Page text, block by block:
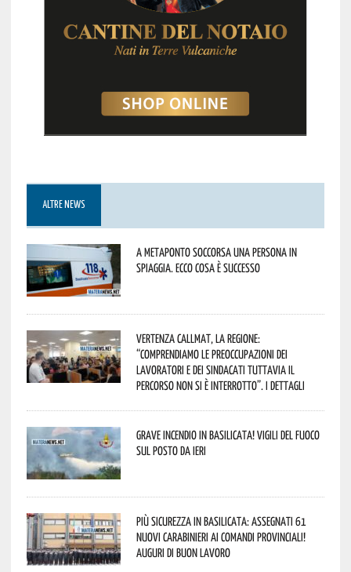
ALTRE NEWS
A Metaponto soccorsa una persona in
spiaggia. Ecco cosa è successo
Vertenza CallMat, la Regione:
“comprendiamo le preoccupazioni dei
lavoratori e dei sindacati tuttavia il
percorso non si è interrotto”. I dettagli
Grave incendio in Basilicata! Vigili del fuoco
sul posto da ieri
Più sicurezza in Basilicata: assegnati 61
nuovi Carabinieri ai Comandi provinciali!
Auguri di buon lavoro